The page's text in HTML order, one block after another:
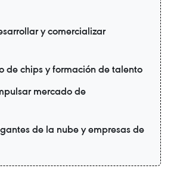
y comercializar
de chips y formación de talento
mercado de
de la nube y empresas de